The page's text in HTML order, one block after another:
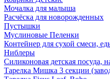
Мочалка для малыша
Расчёска для новорожденных
Пустышки
Муслиновые Пеленки
Контейнер для сухой смеси,
Ниблеры
Силиконовая детская посуда,
Тарелка Мишка 3 секции